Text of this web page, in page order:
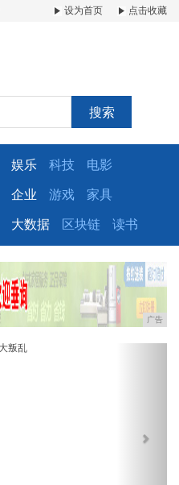
设为首页 点击收藏
搜索
娱乐 科技 电影
企业 游戏 家具
大数据 区块链 读书
广告